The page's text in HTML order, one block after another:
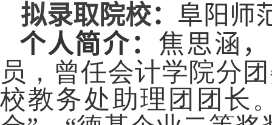
拟录取院校： 阜阳师
个人简介： 焦思涵
员，曾任会计学院分
校教务处助理团团长